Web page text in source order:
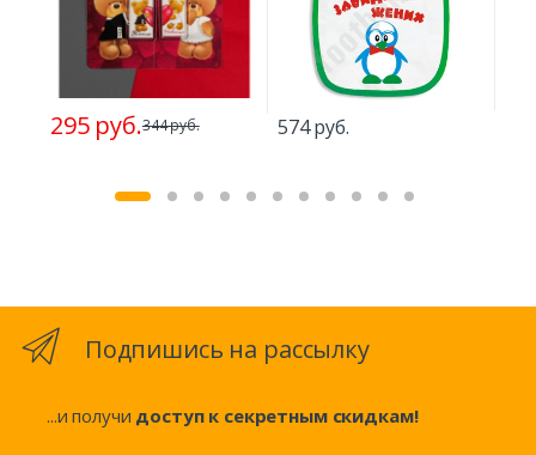
295 руб.344 руб. 574 руб.
Подпишись на рассылку
...и получи доступ к секретным скидкам!